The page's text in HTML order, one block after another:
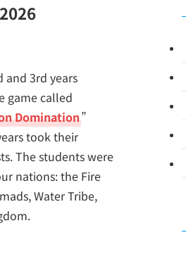
and 3rd years
game called
Domination”
took their
The students were
nations: the Fire
Water Tribe,